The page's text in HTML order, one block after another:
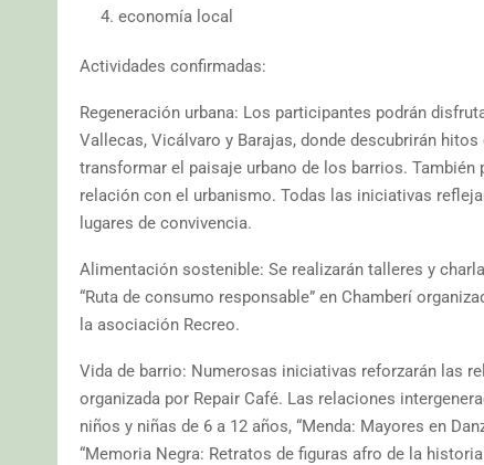
economía local
Actividades confirmadas:
Regeneración urbana: Los participantes podrán
Vallecas, Vicálvaro y Barajas, donde descubrirán
transformar el paisaje urbano de los barrios.
relación con el urbanismo. Todas las iniciativas
lugares de convivencia.
Alimentación sostenible: Se realizarán talleres y
“Ruta de consumo responsable” en Chamberí
la asociación Recreo.
Vida de barrio: Numerosas iniciativas reforzarán las
organizada por Repair Café. Las relaciones
niños y niñas de 6 a 12 años, “Menda: Mayores en
“Memoria Negra: Retratos de figuras afro de la